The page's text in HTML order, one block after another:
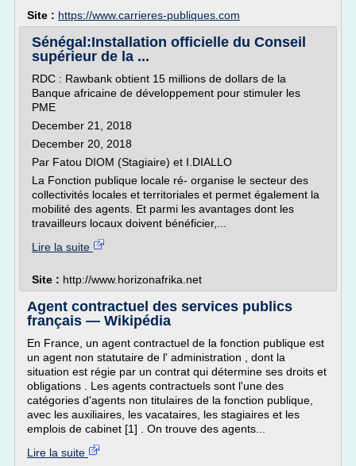
Site : https://www.carrieres-publiques.com
Sénégal:Installation officielle du Conseil
supérieur de la ...
RDC : Rawbank obtient 15 millions de dollars de la
Banque africaine de développement pour stimuler les
PME
December 21, 2018
December 20, 2018
Par Fatou DIOM (Stagiaire) et I.DIALLO
La Fonction publique locale ré- organise le secteur des
collectivités locales et territoriales et permet également la
mobilité des agents. Et parmi les avantages dont les
travailleurs locaux doivent bénéficier,...
Lire la suite
Site : http://www.horizonafrika.net
Agent contractuel des services publics
français — Wikipédia
En France, un agent contractuel de la fonction publique est
un agent non statutaire de l' administration , dont la
situation est régie par un contrat qui détermine ses droits et
obligations . Les agents contractuels sont l'une des
catégories d'agents non titulaires de la fonction publique,
avec les auxiliaires, les vacataires, les stagiaires et les
emplois de cabinet [1] . On trouve des agents...
Lire la suite